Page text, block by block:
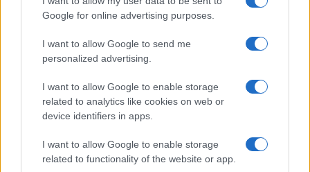
Google for online advertising purposes.
I want to allow Google to send me
personalized advertising.
I want to allow Google to enable storage
related to analytics like cookies on web or
device identifiers in apps.
I want to allow Google to enable storage
related to functionality of the website or app.
ce
o
o
k
it
te
r
te
re
st
at
s
A
p
p
a
re
Articolo precedente
NOTIZIE RECENTI
Gallura